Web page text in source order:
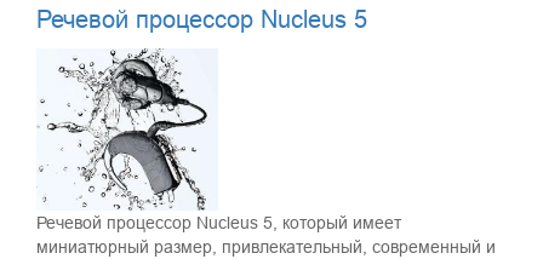
Речевой процессор Nucleus 5
Речевой процессор Nucleus 5, который имеет
миниатюрный размер, привлекательный, современный и